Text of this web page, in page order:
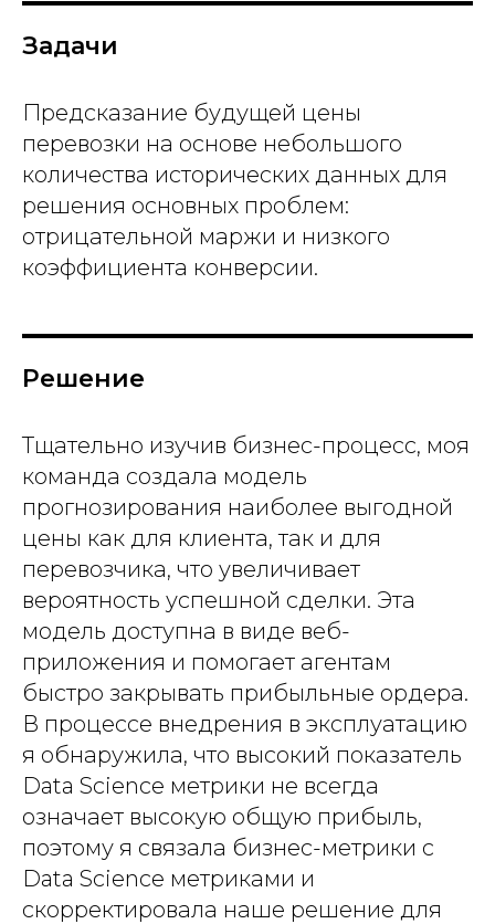
Задачи
Предсказание будущей цены
перевозки на основе небольшого
количества исторических данных для
решения основных проблем:
отрицательной маржи и низкого
коэффициента конверсии.
Решение
Тщательно изучив бизнес-процесс, моя
команда создала модель
прогнозирования наиболее выгодной
цены как для клиента, так и для
перевозчика, что увеличивает
вероятность успешной сделки. Эта
модель доступна в виде веб-
приложения и помогает агентам
быстро закрывать прибыльные ордера.
В процессе внедрения в эксплуатацию
я обнаружила, что высокий показатель
Data Science метрики не всегда
означает высокую общую прибыль,
поэтому я связала бизнес-метрики с
Data Science метриками и
скорректировала наше решение для